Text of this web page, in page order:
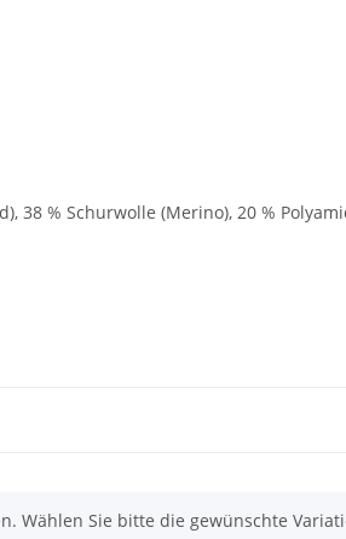
38 % Schurwolle (Merino), 20 %
Wählen Sie bitte die gewünschte